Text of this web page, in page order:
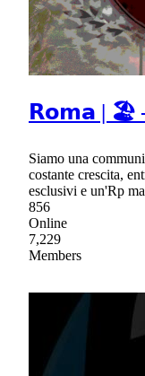
𝗥𝗼𝗺𝗮 | 🏖
Siamo una
costante crescita,
esclusivi e un'Rp
856
Online
7,229
Members